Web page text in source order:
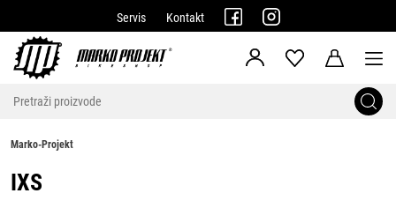
Servis Kontakt
Marko-Projekt
IXS